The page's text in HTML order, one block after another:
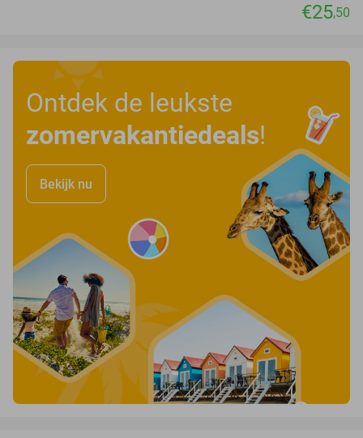
€25,50
Ontdek de leukste
zomervakantiedeals!
Bekijk nu